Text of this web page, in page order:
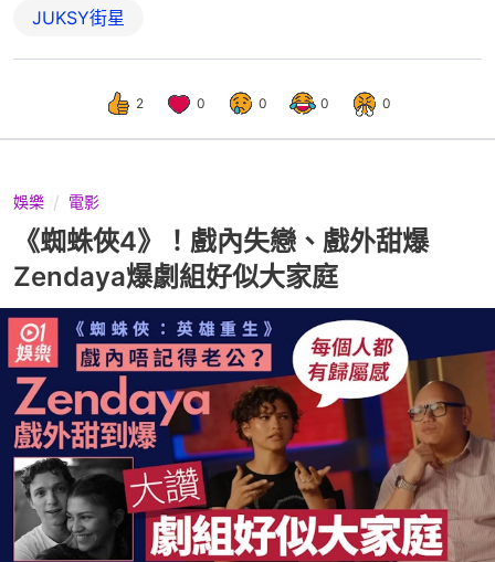
JUKSY街星
2 0 0 0 0
娛樂 電影
《蜘蛛俠4》！戲內失戀、戲外甜爆
Zendaya爆劇組好似大家庭